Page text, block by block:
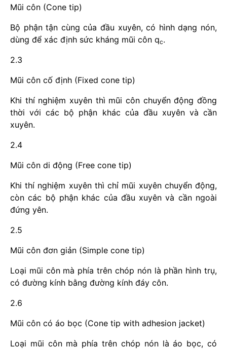
Mũi côn (Cone tip)
Bộ phận tận cùng của đầu xuyên, có hình dạng nón,
dùng để xác định sức kháng mũi côn qc.
2.3
Mũi côn cố định (Fixed cone tip)
Khi thí nghiệm xuyên thì mũi côn chuyển động đồng
thời với các bộ phận khác của đầu xuyên và cần
xuyên.
2.4
Mũi côn di động (Free cone tip)
Khi thí nghiệm xuyên thì chỉ mũi xuyên chuyển động,
còn các bộ phận khác của đầu xuyên và cần ngoài
đứng yên.
2.5
Mũi côn đơn giản (Simple cone tip)
Loại mũi côn mà phía trên chóp nón là phần hình trụ,
có đường kính bằng đường kính đáy côn.
2.6
Mũi côn có áo bọc (Cone tip with adhesion jacket)
Loại mũi côn mà phía trên chóp nón là áo bọc, có